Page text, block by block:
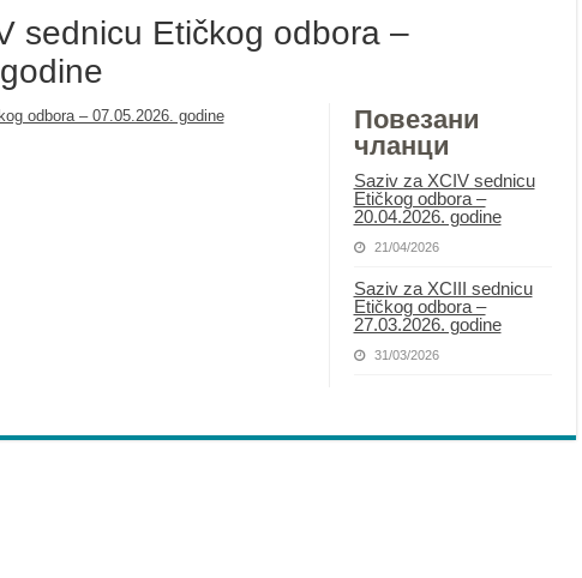
sednicu Etičkog odbora –
Повезани
чланци
Saziv za XCIV sednicu
Etičkog odbora –
20.04.2026. godine
21/04/2026
Saziv za XCIII sednicu
Etičkog odbora –
27.03.2026. godinе
31/03/2026
odbora – 07.05.2026. godine